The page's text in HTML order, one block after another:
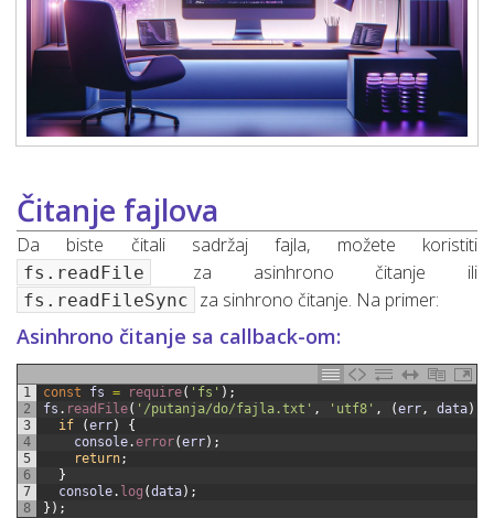
Čitanje fajlova
Da biste čitali sadržaj fajla, možete koristiti
fs.readFile za asinhrono čitanje ili
fs.readFileSync za sinhrono čitanje. Na primer:
Asinhrono čitanje sa callback-om:
1
2
3
4
5
6
7
8
const fs = require( 'fs' ) ;
fs . readFile( '/putanja/do/fajla.txt' , 'utf8' , (err, data)
if
(err)
{
console.error(err) ;
return;
}
console. log (data) ;
} ) ;